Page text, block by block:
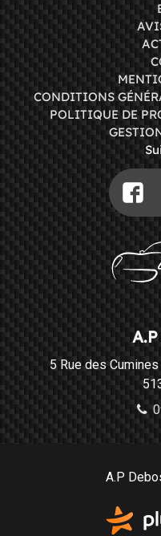
CONDITIONS
POLITIQUE DE
5 Rue des
A.P